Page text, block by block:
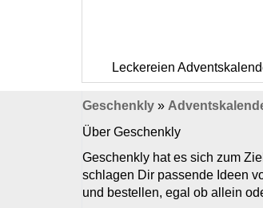
Leckereien
Geschenkly »
Über Geschenkly
Geschenkly hat es sich zum
schlagen Dir passende Ideen
und bestellen, egal ob allein